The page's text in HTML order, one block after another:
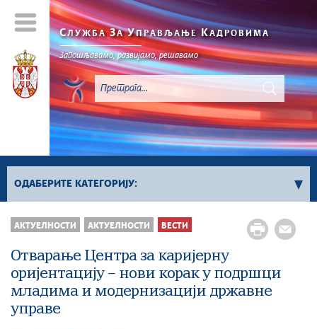
СЛУЖБА ЗАУПРАВЉАЊЕ КАДРОВИМА
Запошљавамо, развијамо, решавамо
ОДАБЕРИТЕ КАТЕГОРИЈУ:
Вести
Вести о објављеним конкурсима за
извршилачка радна места
Фото галерија
АКТУЕЛНОСТИ АКТУЕЛНОСТИ ВЕСТИ
Отварање Центра за каријерну
оријентацију – нови корак у подршци
младима и модернизацији државне
управе